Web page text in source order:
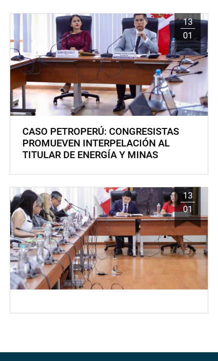
13
01
CASO PETROPERÚ: CONGRESISTAS
PROMUEVEN INTERPELACIÓN AL
TITULAR DE ENERGÍA Y MINAS
13
01